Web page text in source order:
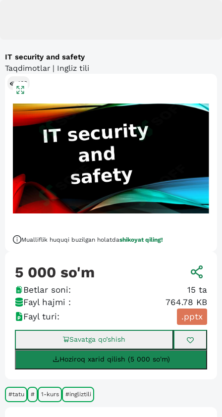
IT security and safety
Taqdimotlar | Ingliz tili
163
Mualliflik huquqi buzilgan holatdashikoyat qiling!
5 000 so'm
Betlar soni: 15 ta
Fayl hajmi :
764.78 KB
Fayl turi:
.pptx
Savatga qo’shish
Hoziroq xarid qilish (5 000 so'm)
#tatu # 1-kurs #ingliztili